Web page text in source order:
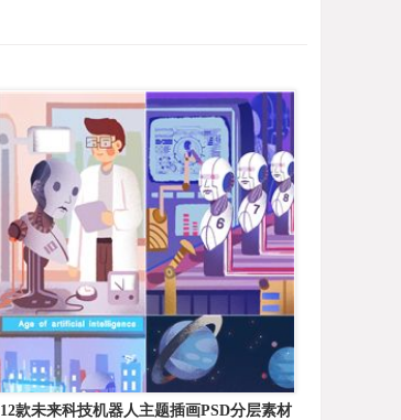
12款未来科技机器人主题插画PSD分层素材